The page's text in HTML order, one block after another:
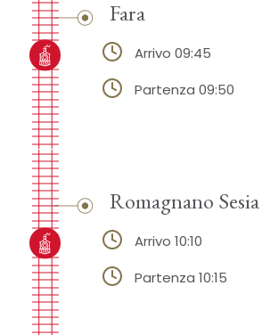
Fara
Arrivo 09:45
Partenza 09:50
Romagnano Sesia
Arrivo 10:10
Partenza 10:15